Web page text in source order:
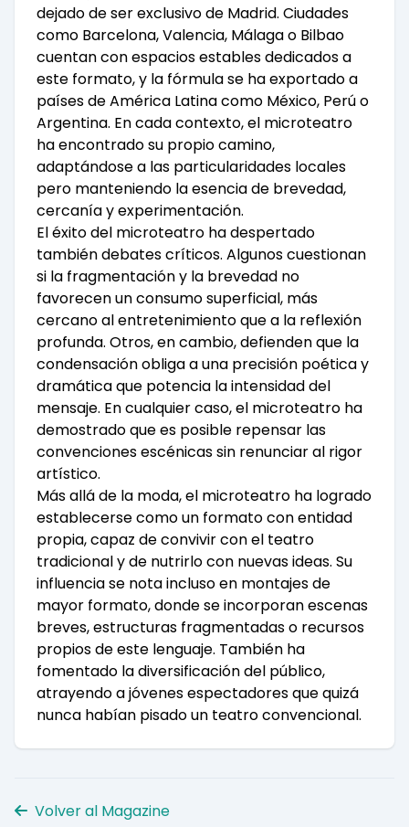
dejado de ser exclusivo de Madrid. Ciudades
como Barcelona, Valencia, Málaga o Bilbao
cuentan con espacios estables dedicados a
este formato, y la fórmula se ha exportado a
países de América Latina como México, Perú o
Argentina. En cada contexto, el microteatro
ha encontrado su propio camino,
adaptándose a las particularidades locales
pero manteniendo la esencia de brevedad,
cercanía y experimentación.
El éxito del microteatro ha despertado
también debates críticos. Algunos cuestionan
si la fragmentación y la brevedad no
favorecen un consumo superficial, más
cercano al entretenimiento que a la reflexión
profunda. Otros, en cambio, defienden que la
condensación obliga a una precisión poética y
dramática que potencia la intensidad del
mensaje. En cualquier caso, el microteatro ha
demostrado que es posible repensar las
convenciones escénicas sin renunciar al rigor
artístico.
Más allá de la moda, el microteatro ha logrado
establecerse como un formato con entidad
propia, capaz de convivir con el teatro
tradicional y de nutrirlo con nuevas ideas. Su
influencia se nota incluso en montajes de
mayor formato, donde se incorporan escenas
breves, estructuras fragmentadas o recursos
propios de este lenguaje. También ha
fomentado la diversificación del público,
atrayendo a jóvenes espectadores que quizá
nunca habían pisado un teatro convencional.
Volver al Magazine